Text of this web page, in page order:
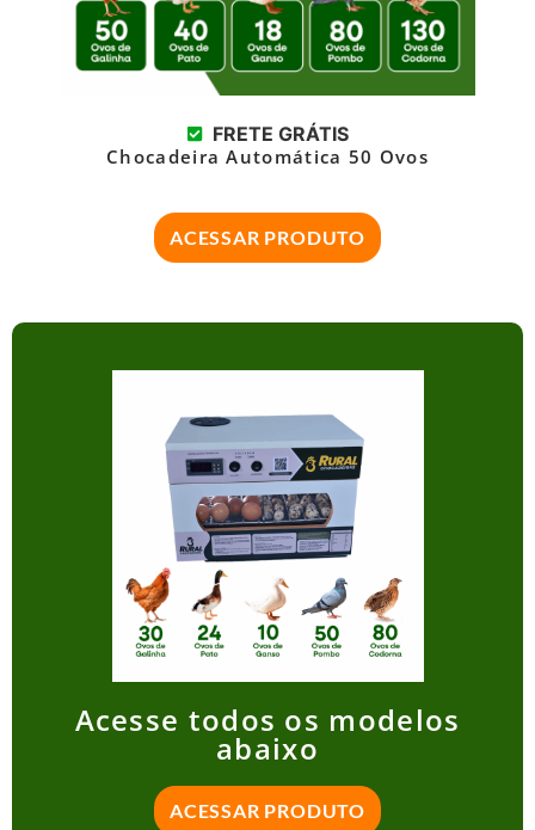
FRETE GRÁTIS
Chocadeira Automática 50 Ovos
ACESSAR PRODUTO
Acesse todos os modelos
abaixo
ACESSAR PRODUTO